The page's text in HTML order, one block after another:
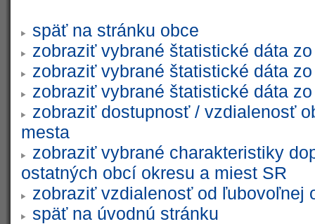
späť na stránku obce
zobraziť vybrané štatistické dáta
zobraziť vybrané štatistické dáta
zobraziť vybrané štatistické dáta
zobraziť dostupnosť / vzdialenosť
mesta
zobraziť vybrané charakteristiky
ostatných obcí okresu a miest SR
zobraziť vzdialenosť od ľubovoľnej
späť na úvodnú stránku